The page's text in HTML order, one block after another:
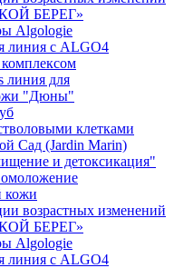
БЕРЕГ»
Algologie
линия с ALGO4
линия для
"Дюны"
клетками
Сад (Jardin Marin)
и детоксикация"
кожи
возрастных изменений
БЕРЕГ»
Algologie
линия с ALGO4